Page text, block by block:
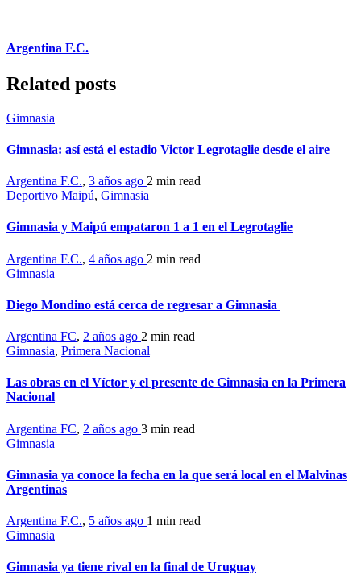
Argentina F.C.
Related posts
Gimnasia
Gimnasia: así está el estadio Victor Legrotaglie desde el aire
Argentina F.C., 3 años ago 2 min read
Deportivo Maipú, Gimnasia
Gimnasia y Maipú empataron 1 a 1 en el Legrotaglie
Argentina F.C., 4 años ago 2 min read
Gimnasia
Diego Mondino está cerca de regresar a Gimnasia
Argentina FC, 2 años ago 2 min read
Gimnasia, Primera Nacional
Las obras en el Víctor y el presente de Gimnasia en la Primera
Nacional
Argentina FC, 2 años ago 3 min read
Gimnasia
Gimnasia ya conoce la fecha en la que será local en el Malvinas
Argentinas
Argentina F.C., 5 años ago 1 min read
Gimnasia
Gimnasia ya tiene rival en la final de Uruguay